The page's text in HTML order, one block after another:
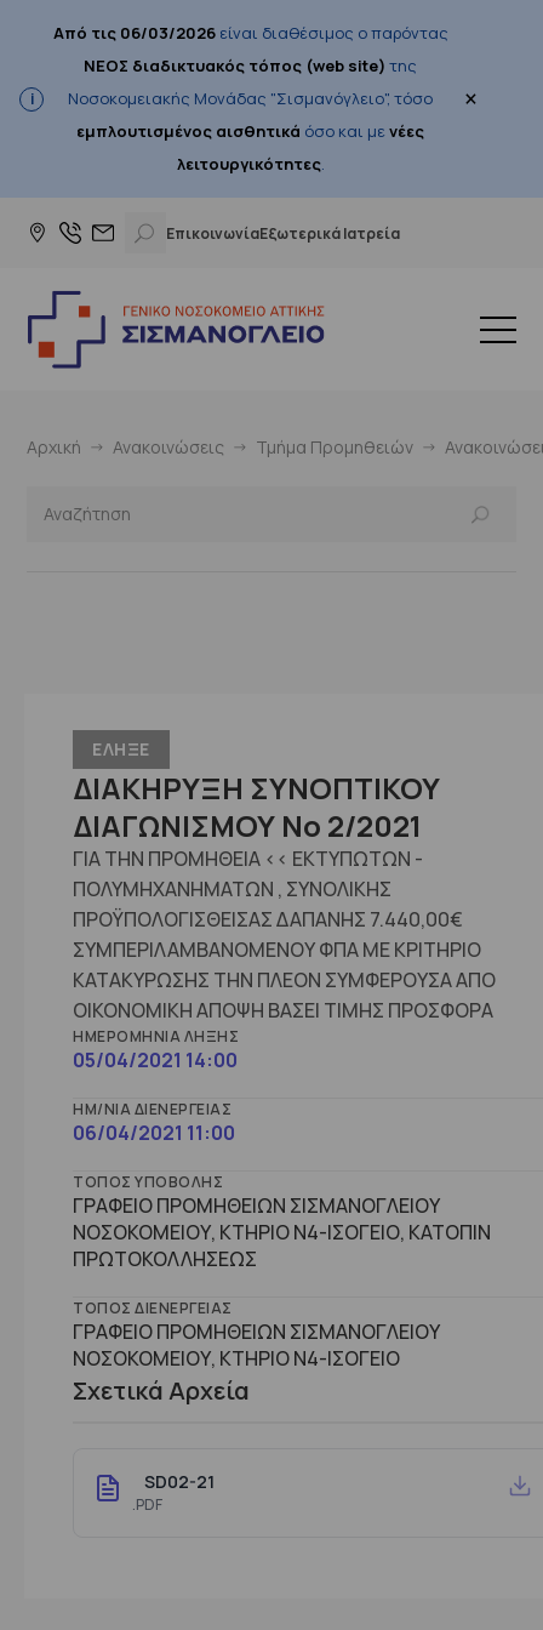
Από τις 06/03/2026είναι διαθέσιμος ο παρόντας
ΝΕΟΣ διαδικτυακός τόπος (web site) της
Νοσοκομειακής Μονάδας "Σισμανόγλειο", τόσο
εμπλουτισμένος αισθητικά όσο και μενέες
λειτουργικότητες.
×
ΕπικοινωνίαΕξωτερικά Ιατρεία
Αρχική Ανακοινώσεις Τμήμα Προμηθειών
ΕΛΗΞΕ
ΔΙΑΚΗΡΥΞΗ ΣΥΝΟΠΤΙΚΟΥ
ΔΙΑΓΩΝΙΣΜΟΥ No 2/2021
ΓΙΑ ΤΗΝ ΠΡΟΜΗΘΕΙΑ << ΕΚΤΥΠΩΤΩΝ -
ΠΟΛΥΜΗΧΑΝΗΜΑΤΩΝ , ΣΥΝΟΛΙΚΗΣ
ΠΡΟΫΠΟΛΟΓΙΣΘΕΙΣΑΣ ΔΑΠΑΝΗΣ 7.440,00€
ΣΥΜΠΕΡΙΛΑΜΒΑΝΟΜΕΝΟΥ ΦΠΑ ΜΕ ΚΡΙΤΗΡΙΟ
ΚΑΤΑΚΥΡΩΣΗΣ ΤΗΝ ΠΛΕΟΝ ΣΥΜΦΕΡΟΥΣΑ ΑΠΟ
ΟΙΚΟΝΟΜΙΚΗ ΑΠΟΨΗ ΒΑΣΕΙ ΤΙΜΗΣ ΠΡΟΣΦΟΡΑ
ΗΜΕΡΟΜΗΝΊΑ ΛΉΞΗΣ
05/04/2021 14:00
ΗΜ/ΝΊΑ ΔΙΕΝΈΡΓΕΙΑΣ
06/04/2021 11:00
ΤΌΠΟΣ ΥΠΟΒΟΛΉΣ
ΓΡΑΦΕΙΟ ΠΡΟΜΗΘΕΙΩΝ ΣΙΣΜΑΝΟΓΛΕΙΟΥ
ΝΟΣΟΚΟΜΕΙΟΥ, ΚΤΗΡΙΟ Ν4-ΙΣΟΓΕΙΟ, ΚΑΤΟΠΙΝ
ΠΡΩΤΟΚΟΛΛΗΣΕΩΣ
ΤΌΠΟΣ ΔΙΕΝΈΡΓΕΙΑΣ
ΓΡΑΦΕΙΟ ΠΡΟΜΗΘΕΙΩΝ ΣΙΣΜΑΝΟΓΛΕΙΟΥ
ΝΟΣΟΚΟΜΕΙΟΥ, ΚΤHΡΙΟ Ν4-ΙΣΟΓΕΙΟ
Σχετικά Αρχεία
SD02-21
.PDF